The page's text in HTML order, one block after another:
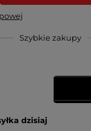
Szybkie zakupy
dzisiaj